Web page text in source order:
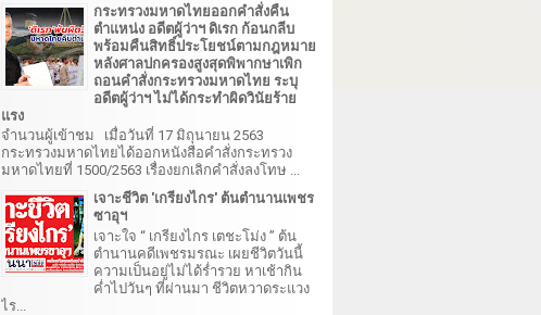
กระทรวงมหาดไทยออกคำสั่งคืน
ตำแหน่ง อดีตผู้ว่าฯ ดิเรก ก้อนกลีบ
พร้อมคืนสิทธิ์ประโยชน์ตามกฎหมาย
หลังศาลปกครองสูงสุดพิพากษาเพิก
ถอนคำสั่งกระทรวงมหาดไทย ระบุ
อดีตผู้ว่าฯ ไม่ได้กระทำผิดวินัยร้าย
แรง
จำนวนผู้เข้าชม เมื่อวันที่ 17 มิถุนายน 2563
กระทรวงมหาดไทยได้ออกหนังสือคำสั่งกระทรวง
มหาดไทยที่ 1500/2563 เรื่องยกเลิกคำสั่งลงโทษ ...
เจาะชีวิต 'เกรียงไกร' ต้นตำนานเพชร
ซาอุฯ
เจาะใจ “ เกรียงไกร เตชะโม่ง ” ต้น
ตำนานคดีเพชรมรณะ เผยชีวิตวันนี้
ความเป็นอยู่ไม่ได้ร่ำรวย หาเช้ากิน
ค่ำไปวันๆ ที่ผ่านมา ชีวิตหวาดระแวง
ไร...